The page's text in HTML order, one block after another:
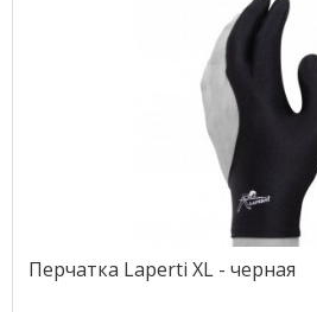
Перчатка Laperti XL - черная